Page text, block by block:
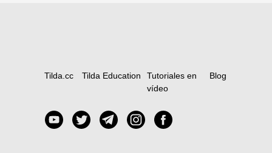
Tilda.cc Tilda Education
Tutoriales en
vídeo
Blog